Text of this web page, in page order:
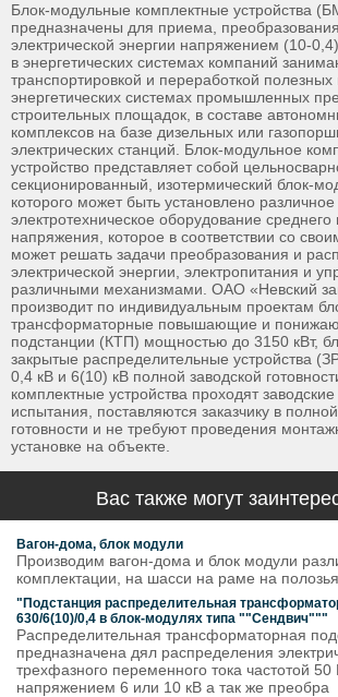
Блок-модульные комплектные устройства
предназначены для приема,
электрической энергии напряжением (10-
в энергетических системах компаний
транспортировкой и переработкой
энергетических системах промышленных
строительных площадок, в составе
комплексов на базе дизельных или
электрических станций. Блок-модульное
устройство представляет собой
секционированный, изотермический блок-
которого может быть установлено различное
электротехническое оборудование среднего
напряжения, которое в соответствии со
может решать задачи преобразования и
электрической энергии, электропитания и
различными механизмами. ОАО «Невский
производит по индивидуальным проектам
трансформаторные повышающие и
подстанции (КТП) мощностью до 3150 кВт,
закрытые распределительные устройства
0,4 кВ и 6(10) кВ полной заводской
комплектные устройства проходят
испытания, поставляются заказчику в
готовности и не требуют проведения
установке на объекте.
Вас также могут
Вагон-дома, блок модули
Производим вагон-дома и блок модули
комплектации, на шасси на раме на
"Подстанция распределительная
630/6(10)/0,4 в блок-модулях типа ""Сендвич"""
Распределительная трансформаторная
предназначена дял распределения
трехфазного переменного тока частотой
напряжением 6 или 10 кВ а так же преобра